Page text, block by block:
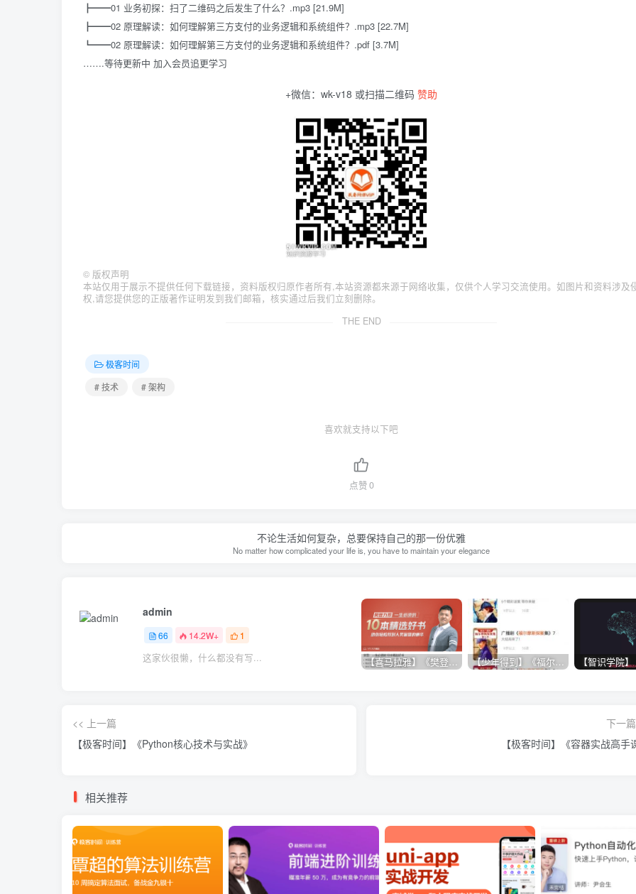
┣━━01 业务初探：扫了二维码之后发生了什么？.mp3 [21.9M]
┣━━02 原理解读：如何理解第三方支付的业务逻辑和系统组件？.mp3 [22.7M]
┗━━02 原理解读：如何理解第三方支付的业务逻辑和系统组件？.pdf [3.7M]
…….等待更新中 加入会员追更学习
+微信：wk-v18 或扫描二维码 赞助
© 版权声明
本站仅用于展示不提供任何下载链接，资料版权归原作者所有,本站资源都来源于网络收集，仅供个人学习交流使用。如图片和资料涉及
权,请您提供您的正版著作证明发到我们邮箱，核实通过后我们立刻删除。
THE END
极客时间
# 技术
# 架构
喜欢就支持以下吧
点赞0
不论生活如何复杂，总要保持自己的那一份优雅
No matter how complicated your life is, you have to maintain your elegance
admin
66 14.2W+ 1
这家伙很懒，什么都没有写...
<< 上一篇
【极客时间】《Python核心技术与实战》
下一
【极客时间】《容器实战高手
相关推荐